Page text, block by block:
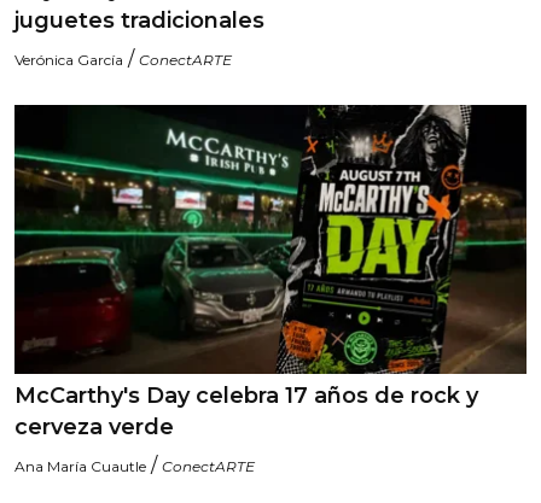
juguetes tradicionales
Verónica García / ConectARTE
McCarthy's Day celebra 17 años de rock y
cerveza verde
Ana María Cuautle / ConectARTE